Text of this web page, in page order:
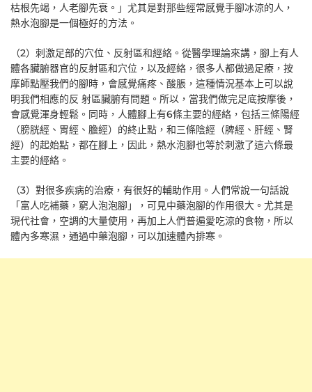
枯根先竭，人老腳先衰。」尤其是對那些經常感覺手腳冰涼的人，
熱水泡腳是一個極好的方法。
（2）刺激足部的穴位、反射區和經絡。從醫學理論來講，腳上有人
體各臟腑器官的反射區和穴位，以及經絡，很多人都做過足療，按
摩師點壓我們的腳時，會感覺痛疼、酸脹，這種情況基本上可以說
明我們相應的反 射區臟腑有問題。所以，當我們做完足底按摩後，
會感覺渾身輕鬆。同時，人體腳上有6條主要的經絡，包括三條陽經
（膀胱經、胃經、膽經）的終止點，和三條陰經（脾經、肝經、腎
經）的起始點，都在腳上，因此，熱水泡腳也等於刺激了這六條最
主要的經絡。
（3）對很多疾病的治療，有很好的輔助作用。人們常說一句話說
「富人吃補藥，窮人泡泡腳」，可見中藥泡腳的作用很大。尤其是
現代社會，空調的大量使用，再加上人們普遍愛吃涼的食物，所以
體內多寒濕，通過中藥泡腳，可以加速體內排寒。